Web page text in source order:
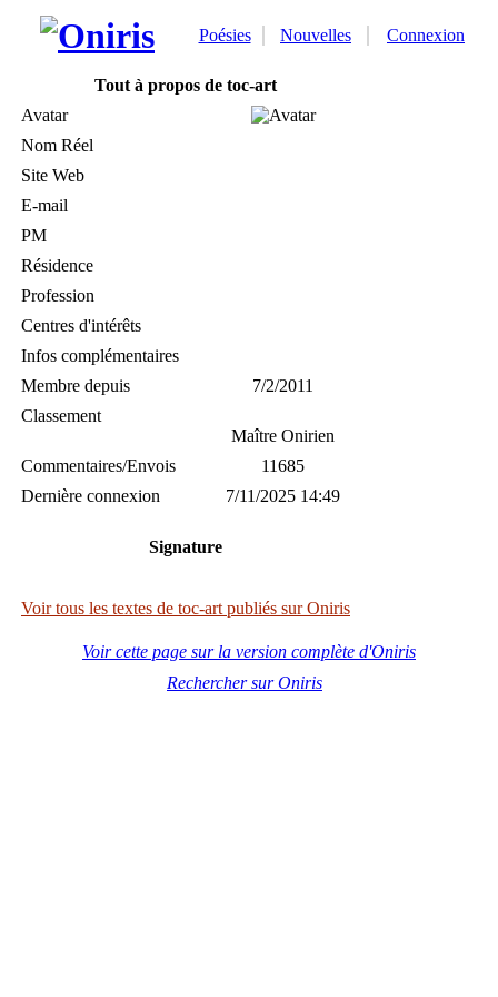
Poésies Nouvelles Connexion
Tout à propos de toc-art
Avatar
Nom Réel
Site Web
E-mail
PM
Résidence
Profession
Centres d'intérêts
Infos complémentaires
Membre depuis
7/2/2011
Classement
Maître Onirien
Commentaires/Envois
11685
Dernière connexion
7/11/2025 14:49
Signature
Voir tous les textes de toc-art publiés sur Oniris
Voir cette page sur la version complète d'Oniris
Rechercher sur Oniris